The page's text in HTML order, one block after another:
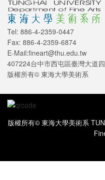
Tel: 886-4-2359-0447
Fax: 886-4-2359-6874
E-Mail:fineart@thu.edu.tw
407224台中市西屯區臺灣大道
版權所有© 東海大學美術系
版權所有© 東海大學美術系